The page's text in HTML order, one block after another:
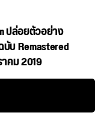
ปล่อยตัวอย่าง
บ Remastered
คม 2019